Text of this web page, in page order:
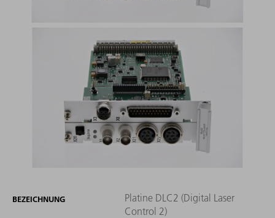
BEZEICHNUNG
Platine DLC2 (Digital Laser
Control 2)